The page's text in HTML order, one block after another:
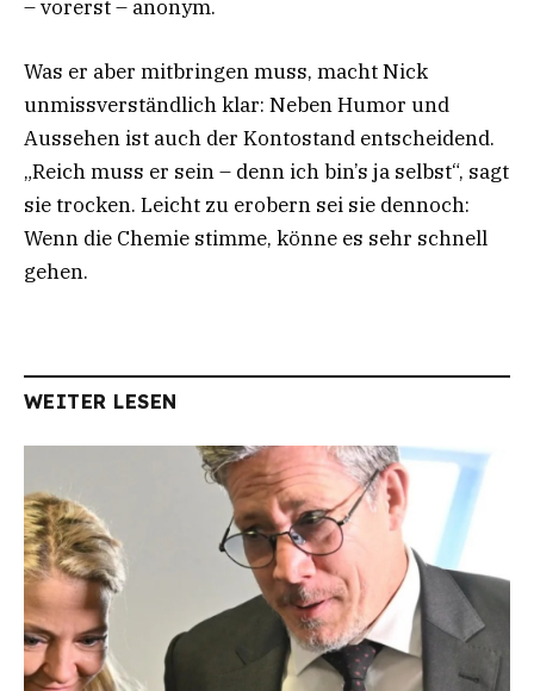
– vorerst – anonym.
Was er aber mitbringen muss, macht Nick
unmissverständlich klar: Neben Humor und
Aussehen ist auch der Kontostand entscheidend.
„Reich muss er sein – denn ich bin’s ja selbst“, sagt
sie trocken. Leicht zu erobern sei sie dennoch:
Wenn die Chemie stimme, könne es sehr schnell
gehen.
WEITER LESEN